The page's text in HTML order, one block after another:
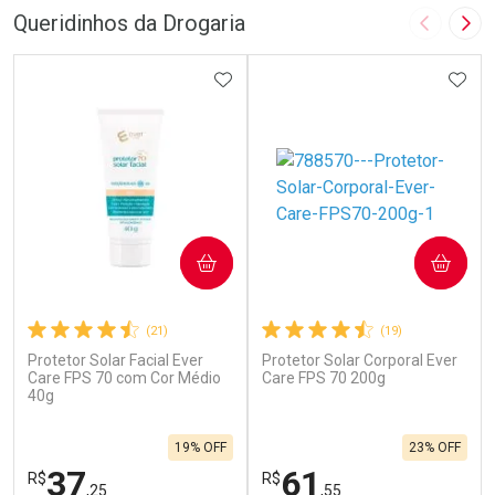
Ativar Desconto
Por R$ 664,02/cada
Comprar sem Desconto
Ativar Desconto
Por R$ 454,71/cada
Queridinhos da Drogaria Imagem
(21)
Protetor Solar Facial Ever
Care FPS 70 com Cor Médio
40g
R$37,25
19% OFF
ADICIONAR AOS FAVORITOS
COMPRAR
(19)
Protetor Solar Corporal Ever
Care FPS 70 200g
R$61 ,55
23% OFF
COMPRAR